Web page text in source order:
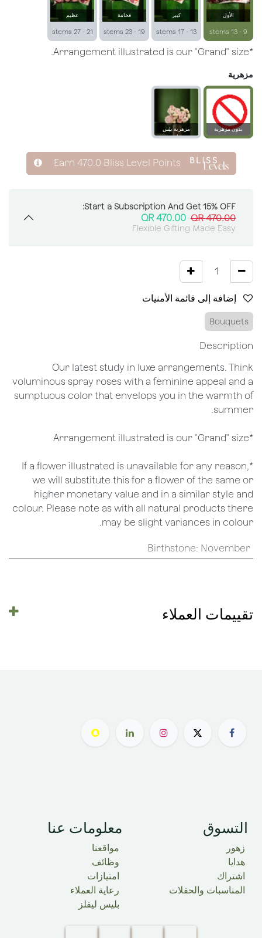
الأول
9 - 13 stems
كبير
13 - 17 stems
فخامة
19 - 23 stems
عظيم
21 - 27 stems
*Arrangement illustrated is our "Grand" size.
مزهرية
بدون مزهرية
مزهرية بلِس
زجاجية
Earn470.0 Bliss Level Points
Start a Subscription And Get 15% OFF:
470.00
QR
470.00
QR
Flexible Gifting Made Easy
Bouquets
Description
Our latest study in luxe arrangements. Think
voluminous spray roses with a feminine appeal and a
sumptuous color that envelops you in the warmth of
summer.
*Arrangement illustrated is our "Grand" size
*If a flower illustrated is unavailable for any reason,
we will substitute this for a flower of the same or
higher monetary value and in a similar style and
colour. Please note as with all natural products there
may be slight variances in colour.
Birthstone :November
تقييمات العملاء
التسوق
زهور
هدايا
اشتراك
المناسبات والحفلات
معلومات عنا
مواقعنا
وظائف
امتيازات
رعاية العملاء
بليس ليفلز